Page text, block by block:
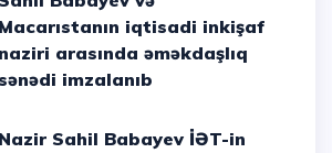
Macarıstanın iqtisadi inkişaf
naziri arasında əməkdaşlıq
imzalanıb
Nazir Sahil Babayev İƏT-in